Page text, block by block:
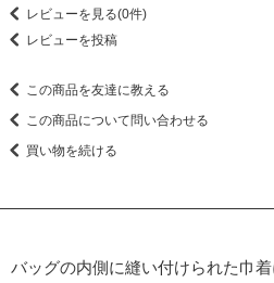
レビューを見る(0件)
レビューを投稿
この商品を友達に教える
この商品について問い合わせる
買い物を続ける
バッグの内側に縫い付けられた巾